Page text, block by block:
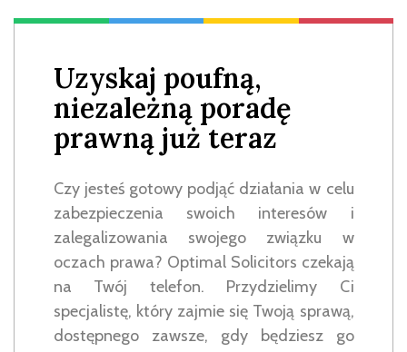
Uzyskaj poufną,
niezależną poradę
prawną już teraz
Czy jesteś gotowy podjąć działania w celu
zabezpieczenia swoich interesów i
zalegalizowania swojego związku w
oczach prawa? Optimal Solicitors czekają
na Twój telefon. Przydzielimy Ci
specjalistę, który zajmie się Twoją sprawą,
dostępnego zawsze, gdy będziesz go